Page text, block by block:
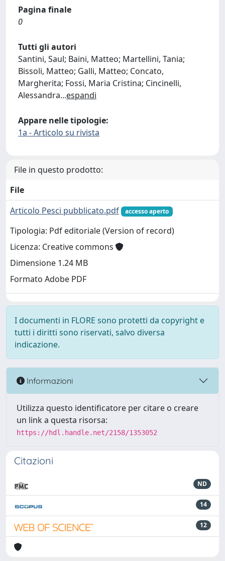
Pagina finale
0
Tutti gli autori
Santini, Saul; Baini, Matteo; Martellini, Tania;
Bissoli, Matteo; Galli, Matteo; Concato,
Margherita; Fossi, Maria Cristina; Cincinelli,
Alessandra...espandi
Appare nelle tipologie:
1a - Articolo su rivista
File in questo prodotto:
File
Articolo Pesci pubblicato.pdf
accesso aperto
Tipologia: Pdf editoriale (Version of record)
Licenza: Creative commons
Dimensione 1.24 MB
Formato Adobe PDF
I documenti in FLORE sono protetti da copyright e
tutti i diritti sono riservati, salvo diversa
indicazione.
Informazioni
Utilizza questo identificatore per citare o creare
un link a questa risorsa:
https://hdl.handle.net/2158/1353052
Citazioni
ND
14
12